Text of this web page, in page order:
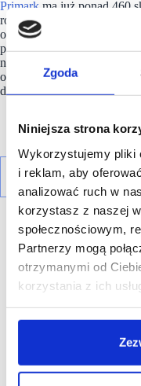
Zgoda
Niniejsza strona
Wykorzystujemy pliki
i reklam, aby
analizować ruch w
korzystasz z naszej
społecznościowym,
Partnerzy mogą
otrzymanymi od
korzystania z ich
Primark ma już ponad 460
rozwija, koncentrując się
ożywiają centra handlowe i
przyjemne doświadczenia
na pozytywne zmiany,
o ochronę środowiska oraz
dla osób, które tworzą
R